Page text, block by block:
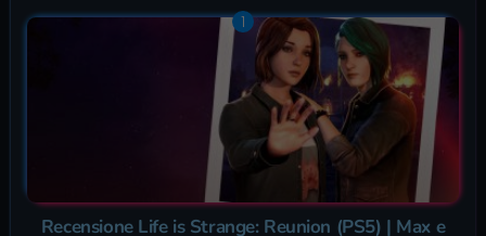
Recensione Life is Strange: Reunion (PS5) | Max e